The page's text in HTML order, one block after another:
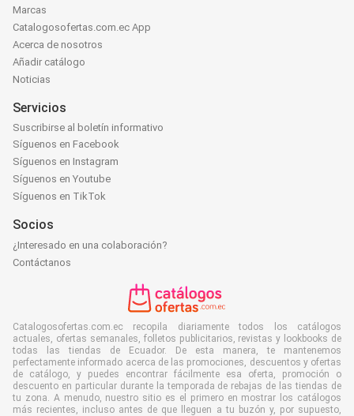
Marcas
Catalogosofertas.com.ec App
Acerca de nosotros
Añadir catálogo
Noticias
Servicios
Suscribirse al boletín informativo
Síguenos en Facebook
Síguenos en Instagram
Síguenos en Youtube
Síguenos en TikTok
Socios
¿Interesado en una colaboración?
Contáctanos
Catalogosofertas.com.ec recopila diariamente todos los catálogos
actuales, ofertas semanales, folletos publicitarios, revistas y lookbooks de
todas las tiendas de Ecuador. De esta manera, te mantenemos
perfectamente informado acerca de las promociones, descuentos y ofertas
de catálogo, y puedes encontrar fácilmente esa oferta, promoción o
descuento en particular durante la temporada de rebajas de las tiendas de
tu zona. A menudo, nuestro sitio es el primero en mostrar los catálogos
más recientes, incluso antes de que lleguen a tu buzón y, por supuesto,